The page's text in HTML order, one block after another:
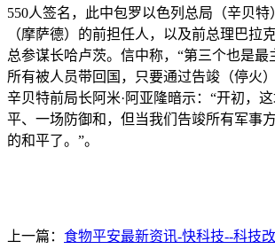
550人签名，此中包罗以色列总局（辛贝特
（摩萨德）的前担任人，以及前总理巴拉
总参谋长哈卢茨。信中称，“第三个也是
所有被人员带回国，只要通过告竣（停火
辛贝特前局长阿米·阿亚隆暗示：“开初，
平、一场防御和，但当我们告竣所有军事
的和平了。”。
上一篇： 食物平安最新资讯-快科技--科技